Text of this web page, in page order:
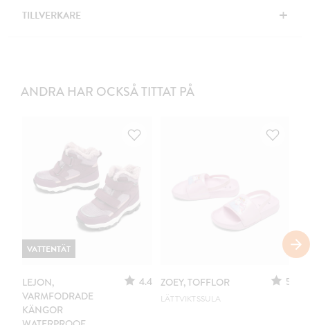
TILLVERKARE +
ANDRA HAR OCKSÅ TITTAT PÅ
LEJON,
VARMFODRADE
KÄNGOR
4.4
VATTENTÄT
ZOEY, TOFFLOR 5
LÄTTVIKTSSULA